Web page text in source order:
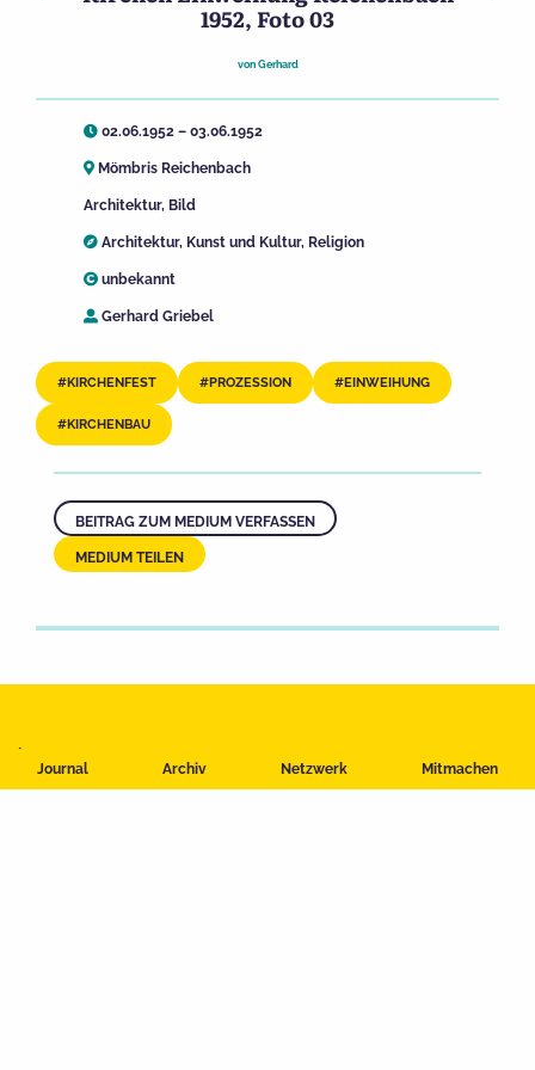
Journal Archiv Netzwerk Mitmachen
1952, Foto 03
von Gerhard
02.06.1952 – 03.06.1952
Mömbris Reichenbach
Architektur, Bild
Architektur, Kunst und Kultur, Religion
unbekannt
Gerhard Griebel
KIRCHENFEST PROZESSION EINWEIHUNG
KIRCHENBAU
BEITRAG ZUM MEDIUM VERFASSEN
MEDIUM TEILEN
Impressum
Datenschutzerklärung